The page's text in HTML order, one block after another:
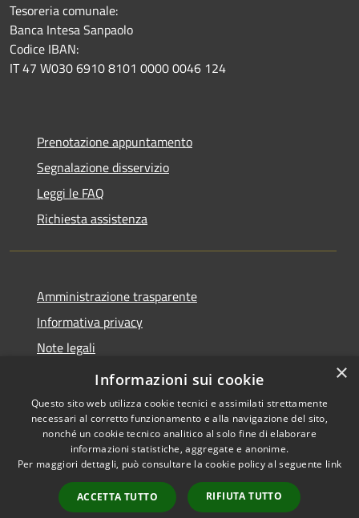
Tesoreria comunale:
Banca Intesa Sanpaolo
Codice IBAN:
IT 47 W030 6910 8101 0000 0046 124
Prenotazione appuntamento
Segnalazione disservizio
Leggi le FAQ
Richiesta assistenza
Amministrazione trasparente
Informativa privacy
Note legali
Dichiarazione di accessibilità
Accessibilità
Copyright © 2026 • Comune di
Barasso • Powered by
Municipium•
Accesso
redazione
×
Informazioni sui cookie
Questo sito web utilizza cookie tecnici e assimilati strettamente
necessari al corretto funzionamento e alla navigazione del sito,
nonché un cookie tecnico analitico al solo fine di elaborare
informazioni statistiche, aggregate e anonime.
Per maggiori dettagli, può consultare la cookie policy al seguente link
ACCETTA TUTTO RIFIUTA TUTTO